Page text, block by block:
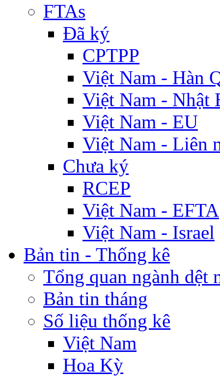
FTAs
Đã ký
CPTPP
Việt Nam - Hàn
Việt Nam - Nhật
Việt Nam - EU
Việt Nam - Liên
Chưa ký
RCEP
Việt Nam - EFTA
Việt Nam - Israel
Bản tin - Thống kê
Tổng quan ngành dệt
Bản tin tháng
Số liệu thống kê
Việt Nam
Hoa Kỳ